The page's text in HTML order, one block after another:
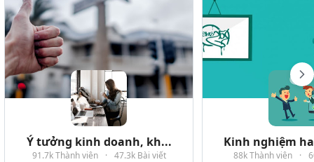
Ý tưởng kinh doanh, kh...
91.7k Thành viên · 47.3k Bài viết
Kinh nghiệm
88k Thành viên ·